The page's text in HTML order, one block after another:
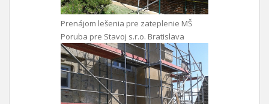
Prenájom lešenia pre zateplenie MŠ
Poruba pre Stavoj s.r.o. Bratislava